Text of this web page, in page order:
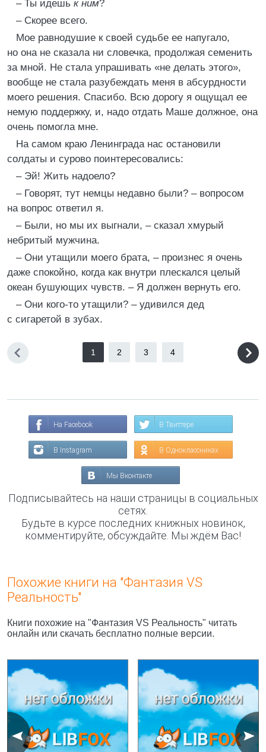
– Ты идешь к ним?
– Скорее всего.
Мое равнодушие к своей судьбе ее напугало,
но она не сказала ни словечка, продолжая семенить
за мной. Не стала упрашивать «не делать этого»,
вообще не стала разубеждать меня в абсурдности
моего решения. Спасибо. Всю дорогу я ощущал ее
немую поддержку, и, надо отдать Маше должное, она
очень помогла мне.
На самом краю Ленинграда нас остановили
солдаты и сурово поинтересовались:
– Эй! Жить надоело?
– Говорят, тут немцы недавно были? – вопросом
на вопрос ответил я.
– Были, но мы их выгнали, – сказал хмурый
небритый мужчина.
– Они утащили моего брата, – произнес я очень
даже спокойно, когда как внутри плескался целый
океан бушующих чувств. – Я должен вернуть его.
– Они кого-то утащили? – удивился дед
с сигаретой в зубах.
1 2 3 4
На Facebook В Твиттере
В Instagram В Одноклассниках
Мы Вконтакте
Подписывайтесь на наши страницы в социальных
сетях.
Будьте в курсе последних книжных новинок,
комментируйте, обсуждайте. Мы ждём Вас!
Похожие книги на "Фантазия VS
Реальность"
Книги похожие на "Фантазия VS Реальность" читать
онлайн или скачать бесплатно полные версии.